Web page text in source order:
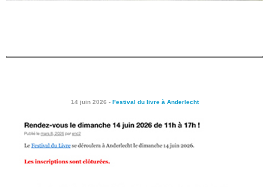
14 juin 2026 - Festival du livre à Anderlecht